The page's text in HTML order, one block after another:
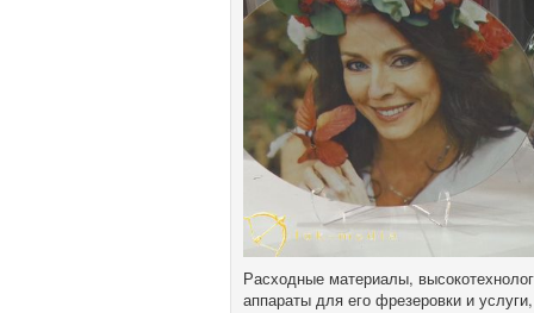
Расходные материалы,
аппараты для его фрезеровки и